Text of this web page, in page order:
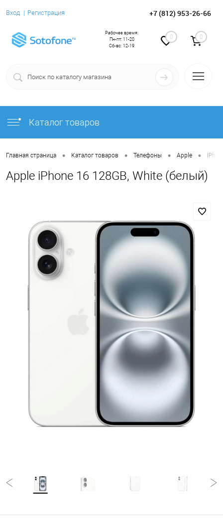
Вход Регистрация +7 (812) 953-26-66
0 0
Рабочее время:
Пн-пт: 11-20
Сб-вс: 12-19
Каталог товаров
Главная страница • Каталог товаров • Телефоны • Apple •
Apple iPhone 16 128GB, White (белый)